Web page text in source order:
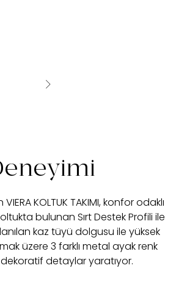
KOLTUK TAKIMI, konfor odaklı
bulunan Sırt Destek Profili ile
kaz tüyü dolgusu ile yüksek
üzere 3 farklı metal ayak renk
dekoratif detaylar yaratıyor.